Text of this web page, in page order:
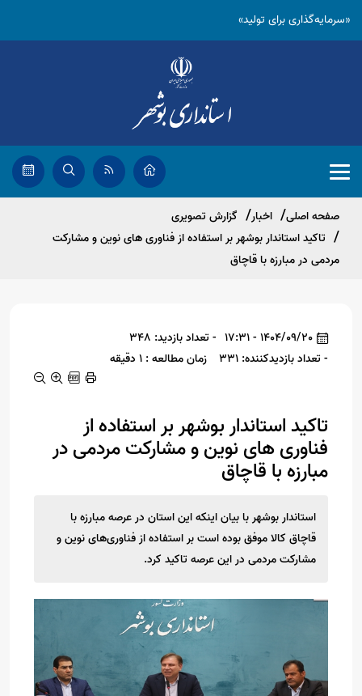
«سرمایه‌گذاری برای تولید»
صفحه اصلی اخبار
گزارش تصویری
تاکید استاندار بوشهر بر استفاده از فناوری های نوین و مشارکت
مردمی در مبارزه با قاچاق
1404/09/20 - 17:31
- تعداد بازدید: 348
- تعداد بازدیدکننده: 331
زمان مطالعه : 1 دقیقه
تاکید استاندار بوشهر بر استفاده از
فناوری های نوین و مشارکت مردمی در
مبارزه با قاچاق
استاندار بوشهر با بیان اینکه این استان در عرصه مبارزه با
قاچاق کالا موفق بوده است بر استفاده از فناوری‌های نوین و
مشارکت مردمی در این عرصه تاکید کرد.